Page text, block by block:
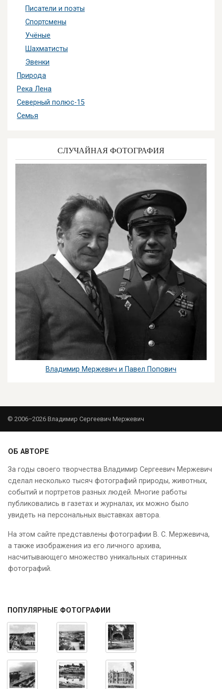
Писатели и поэты
Спортсмены
Учёные
Шахматисты
Эвенки
Природа
Река Лена
Северный полюс-15
Семья
СЛУЧАЙНАЯ ФОТОГРАФИЯ
Владимир Мержевич и Павел Попович
© 2006–2026 Владимир Сергеевич Мержевич
ОБ АВТОРЕ
За годы своего творчества Владимир Сергеевич Мержевич
сделал несколько тысяч фотографий природы, животных,
событий и портретов разных людей. Многие работы
публиковались в газетах и журналах, их можно было
увидеть на персональных выставках автора.
На этом сайте представлены фотографии В. С. Мержевича,
а также изображения из его личного архива,
насчитывающего множество уникальных старинных
фотографий.
ПОПУЛЯРНЫЕ ФОТОГРАФИИ